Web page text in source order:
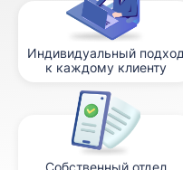
Индивидуальный подход
к каждому клиенту